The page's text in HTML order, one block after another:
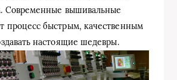
Современные вышивальные
процесс быстрым, качественным
настоящие шедевры.